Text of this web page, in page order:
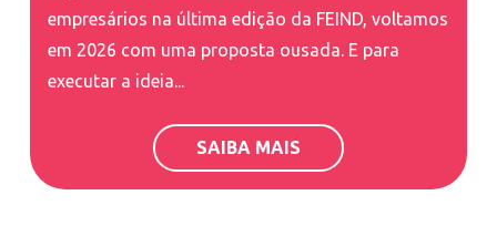
empresários na última edição da FEIND, voltamos
em 2026 com uma proposta ousada. E para
executar a ideia...
SAIBA MAIS